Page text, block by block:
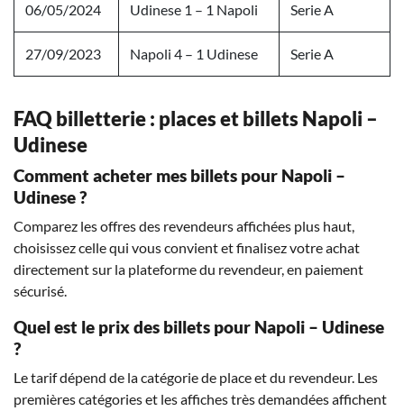
06/05/2024 Udinese 1 – 1 Napoli Serie A
27/09/2023 Napoli 4 – 1 Udinese Serie A
FAQ billetterie : places et billets Napoli –
Udinese
Comment acheter mes billets pour Napoli –
Udinese ?
Comparez les offres des revendeurs affichées plus haut,
choisissez celle qui vous convient et finalisez votre achat
directement sur la plateforme du revendeur, en paiement
sécurisé.
Quel est le prix des billets pour Napoli – Udinese
?
Le tarif dépend de la catégorie de place et du revendeur. Les
premières catégories et les affiches très demandées affichent